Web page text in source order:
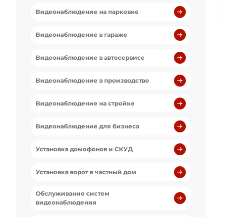
Видеонаблюдение на парковке
Видеонаблюдение в гараже
Видеонаблюдение в автосервисе
Видеонаблюдение в производстве
Видеонаблюдение на стройке
Видеонаблюдение для бизнеса
Установка домофонов и СКУД
Установка ворот в частный дом
Обслуживание систем
видеонаблюдения